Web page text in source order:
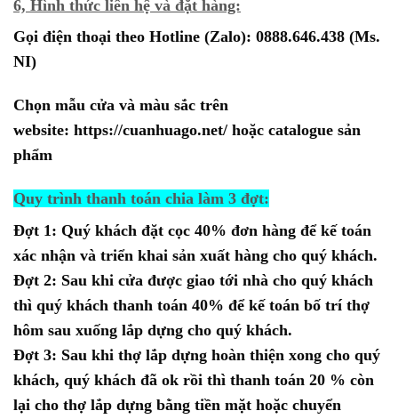
6, Hình thức liên hệ và đặt hàng:
Gọi điện thoại theo Hotline (Zalo): 0888.646.438 (Ms.
NI)
Chọn mẫu cửa và màu sắc trên
website: https://cuanhuago.net/ hoặc catalogue sản
phẩm
Quy trình thanh toán chia làm 3 đợt:
Đợt 1: Quý khách đặt cọc 40% đơn hàng để kế toán
xác nhận và triển khai sản xuất hàng cho quý khách.
Đợt 2: Sau khi cửa được giao tới nhà cho quý khách
thì quý khách thanh toán 40% để kế toán bố trí thợ
hôm sau xuống lắp dựng cho quý khách.
Đợt 3: Sau khi thợ lắp dựng hoàn thiện xong cho quý
khách, quý khách đã ok rồi thì thanh toán 20 % còn
lại cho thợ lắp dựng bằng tiền mặt hoặc chuyển